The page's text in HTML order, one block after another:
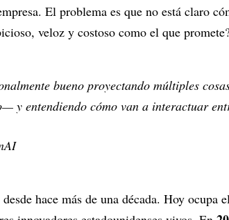
El problema es que no está claro
veloz y costoso como el que
bueno proyectando múltiples
y entendiendo cómo van a interactuar
hace más de una década. Hoy ocupa